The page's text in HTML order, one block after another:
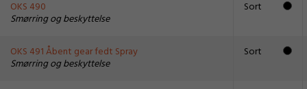
OKS 490
Smørring og beskyttelse
Sort
OKS 491 Åbent gear fedt Spray
Smørring og beskyttelse
Sort